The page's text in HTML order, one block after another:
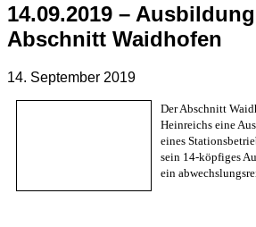
14.09.2019 –
Abschnitt Waidhofen
14. September 2019
Der Abschnitt
Heinreichs eine
eines
sein 14-köpfiges
ein